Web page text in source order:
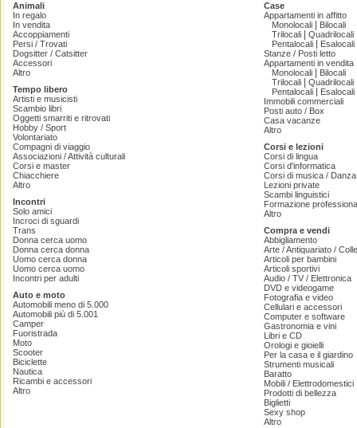
Animali
In regalo
In vendita
Accoppiamenti
Persi / Trovati
Dogsitter / Catsitter
Accessori
Altro
Tempo libero
Artisti e musicisti
Scambio libri
Oggetti smarriti e ritrovati
Hobby / Sport
Volontariato
Compagni di viaggio
Associazioni / Attività culturali
Corsi e master
Chiacchiere
Altro
Incontri
Solo amici
Incroci di sguardi
Trans
Donna cerca uomo
Donna cerca donna
Uomo cerca donna
Uomo cerca uomo
Incontri per adulti
Auto e moto
Automobili meno di 5.000
Automobili più di 5.001
Camper
Fuoristrada
Moto
Scooter
Biciclette
Nautica
Ricambi e accessori
Altro
Case
Appartamenti in affitto
Monolocali
Bilocali
Trilocali
Quadrilocali
Pentalocali
Esalocali
Stanze / Posti letto
Appartamenti in vendita
Monolocali
Bilocali
Trilocali
Quadrilocali
Pentalocali
Esalocali
Immobili commerciali
Posti auto / Box
Casa vacanze
Altro
Corsi e lezioni
Corsi di lingua
Corsi d'informatica
Corsi di musica /
Lezioni private
Scambi linguistici
Formazione
Altro
Compra e vendi
Abbigliamento
Arte / Antiquariato /
Articoli per bambini
Articoli sportivi
Audio / TV / Elettronica
DVD e videogame
Fotografia e video
Cellulari e accessori
Computer e software
Gastronomia e vini
Libri e CD
Orologi e gioielli
Per la casa e il giardino
Strumenti musicali
Baratto
Mobili / Elettrodomestici
Prodotti di bellezza
Biglietti
Sexy shop
Altro